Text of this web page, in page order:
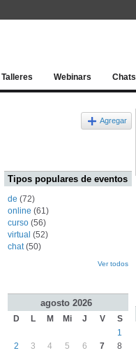
Talleres Webinars Chats
Agregar
Tipos populares de eventos
de (72)
online (61)
curso (56)
virtual (52)
chat(50)
Ver todos
agosto 2026
D L M Mi J V
S
1
2
3 4 5 6 7
8